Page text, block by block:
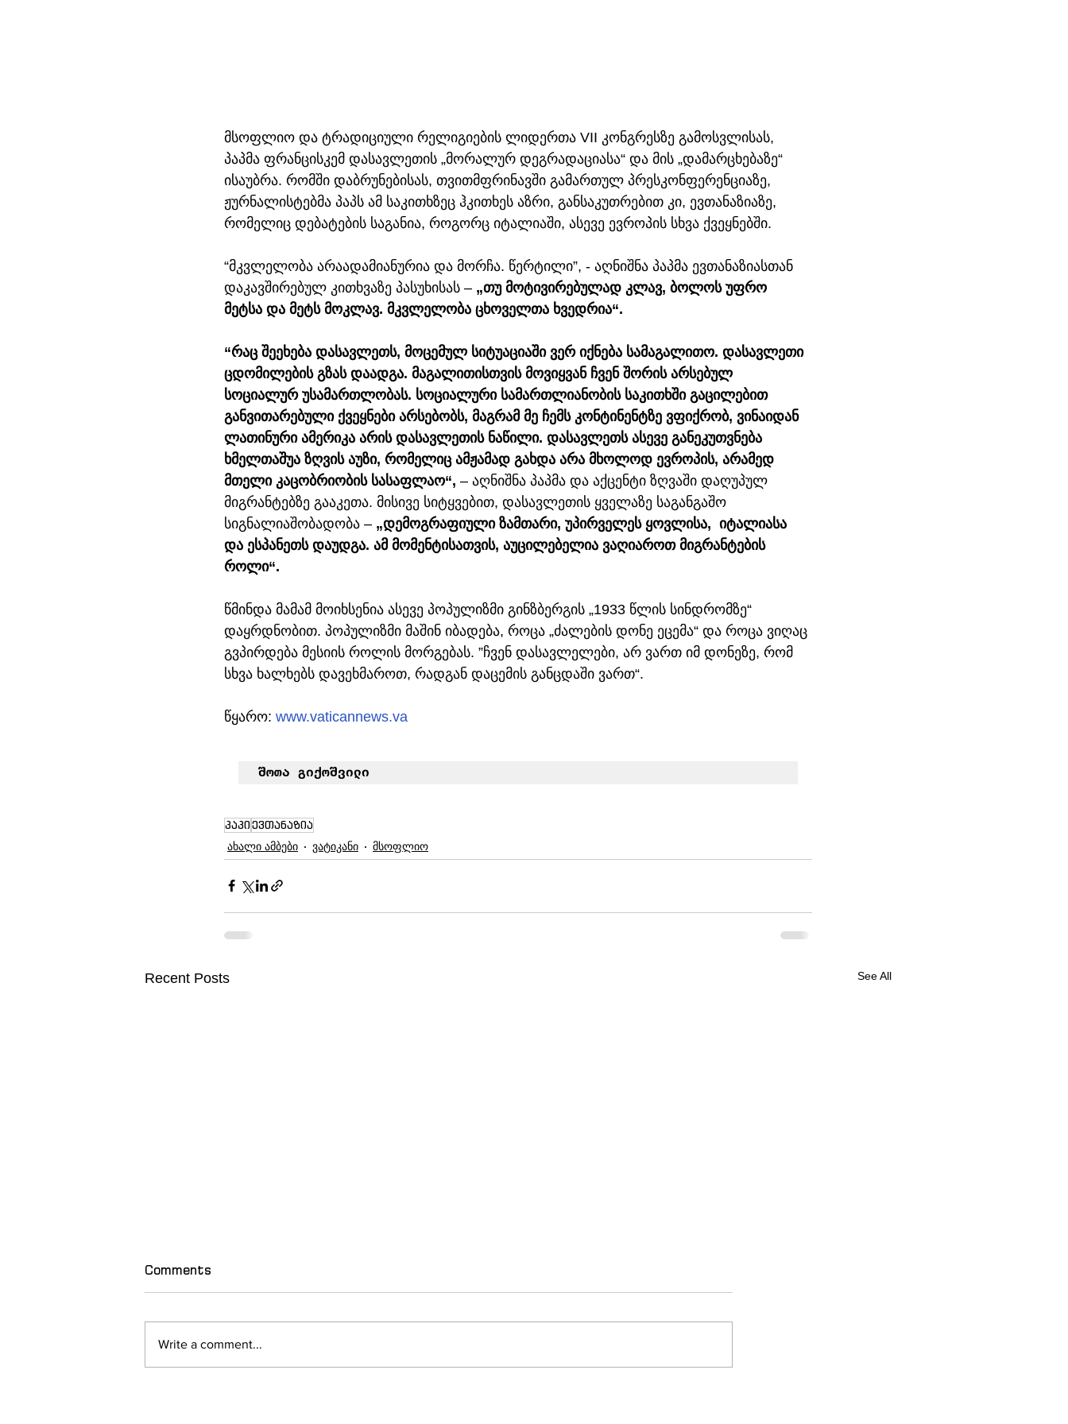
მსოფლიო და ტრადიციული რელიგიების ლიდერთა VII კონგრესზე გამოსვლისას,
პაპმა ფრანცისკემ დასავლეთის „მორალურ დეგრადაციასა“ და მის „დამარცხებაზე“
ისაუბრა. რომში დაბრუნებისას, თვითმფრინავში გამართულ პრესკონფერენციაზე,
ჟურნალისტებმა პაპს ამ საკითხზეც ჰკითხეს აზრი, განსაკუთრებით კი, ევთანაზიაზე,
რომელიც დებატების საგანია, როგორც იტალიაში, ასევე ევროპის სხვა ქვეყნებში.
“მკვლელობა არაადამიანურია და მორჩა. წერტილი”, - აღნიშნა პაპმა ევთანაზიასთან
დაკავშირებულ კითხვაზე პასუხისას – „თუ მოტივირებულად კლავ, ბოლოს უფრო
მეტსა და მეტს მოკლავ. მკვლელობა ცხოველთა ხვედრია“.
“რაც შეეხება დასავლეთს, მოცემულ სიტუაციაში ვერ იქნება სამაგალითო. დასავლეთი
ცდომილების გზას დაადგა. მაგალითისთვის მოვიყვან ჩვენ შორის არსებულ
სოციალურ უსამართლობას. სოციალური სამართლიანობის საკითხში გაცილებით
განვითარებული ქვეყნები არსებობს, მაგრამ მე ჩემს კონტინენტზე ვფიქრობ, ვინაიდან
ლათინური ამერიკა არის დასავლეთის ნაწილი. დასავლეთს ასევე განეკუთვნება
ხმელთაშუა ზღვის აუზი, რომელიც ამჟამად გახდა არა მხოლოდ ევროპის, არამედ
მთელი კაცობრიობის სასაფლაო“, – აღნიშნა პაპმა და აქცენტი ზღვაში დაღუპულ
მიგრანტებზე გააკეთა. მისივე სიტყვებით, დასავლეთის ყველაზე საგანგაშო
სიგნალიაშობადობა – „დემოგრაფიული ზამთარი, უპირველეს ყოვლისა,  იტალიასა
და ესპანეთს დაუდგა. ამ მომენტისათვის, აუცილებელია ვაღიაროთ მიგრანტების
როლი“.
წმინდა მამამ მოიხსენია ასევე პოპულიზმი გინზბერგის „1933 წლის სინდრომზე“
დაყრდნობით. პოპულიზმი მაშინ იბადება, როცა „ძალების დონე ეცემა“ და როცა ვიღაც
გვპირდება მესიის როლის მორგებას. ”ჩვენ დასავლელები, არ ვართ იმ დონეზე, რომ
სხვა ხალხებს დავეხმაროთ, რადგან დაცემის განცდაში ვართ“.
წყარო: www.vaticannews.va
შოთა გიქოშვილი
პაპიევთანაზია
ახალი ამბები ვატიკანი მსოფლიო
Recent Posts See All
Comments
Write a comment...